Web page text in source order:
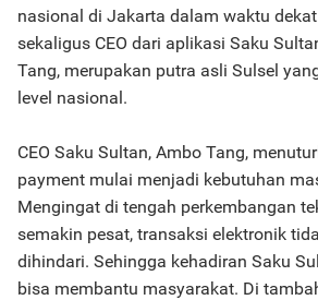
nasional di Jakarta dalam waktu
sekaligus CEO dari aplikasi Saku
Tang, merupakan putra asli Sulsel
level nasional.
CEO Saku Sultan, Ambo Tang,
payment mulai menjadi kebutuhan
Mengingat di tengah perkembangan
semakin pesat, transaksi elektronik
dihindari. Sehingga kehadiran Saku
bisa membantu masyarakat. Di